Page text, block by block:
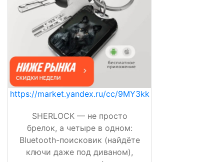
https://market.yandex.ru/cc/9MY3kk
SHERLOCK — не просто
брелок, а четыре в одном:
Bluetooth-поисковик (найдёте
ключи даже под диваном),